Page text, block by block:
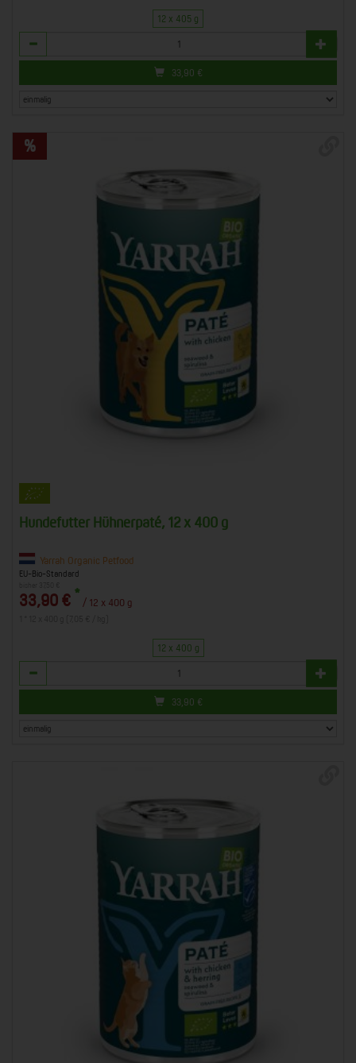
12 x 405 g
Anzahl
33,90 €
Hundefutter Hühnerpaté, 12 x 400 g
Yarrah Organic Petfood
EU-Bio-Standard
33,90 € * / 12 x 400 g
12 x 400 g
Anzahl
33,90 €